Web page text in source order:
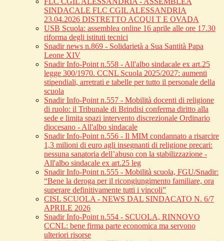
SINDACALE FLC CGIL ALESSANDRIA
23.04.2026 DISTRETTO ACQUI T E OVADA
USB Scuola: assemblea online 16 aprile alle ore 17.30
riforma degli istituti tecnici
Snadir news n.869 - Solidarietà a Sua Santità Papa
Leone XIV
Snadir Info-Point n.558 - All'albo sindacale ex art.25
legge 300/1970. CCNL Scuola 2025/2027: aumenti
stipendiali, arretrati e tabelle per tutto il personale della
scuola
Snadir Info-Point n.557 - Mobilità docenti di religione
di ruolo: il Tribunale di Brindisi conferma diritto alla
sede e limita spazi intervento discrezionale Ordinario
diocesano - All'albo sindacale
Snadir Info-Point n.556 - Il MIM condannato a risarcire
1,3 milioni di euro agli insegnanti di religione precari:
nessuna sanatoria dell’abuso con la stabilizzazione -
All'albo sindacale ex art.25 leg
Snadir Info-Point n.555 - Mobilità scuola, FGU/Snadir:
“Bene la deroga per il ricongiungimento familiare, ora
superare definitivamente tutti i vincoli”
CISL SCUOLA - NEWS DAL SINDACATO N. 6/7
APRILE 2026
Snadir Info-Point n.554 - SCUOLA, RINNOVO
CCNL: bene firma parte economica ma servono
ulteriori risorse